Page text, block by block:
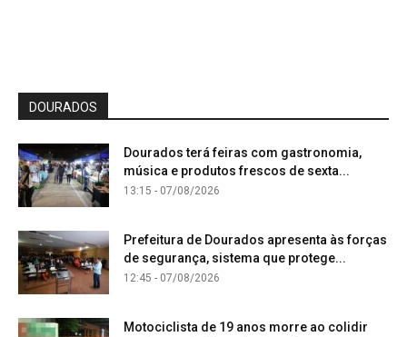
DOURADOS
Dourados terá feiras com gastronomia,
música e produtos frescos de sexta...
13:15 - 07/08/2026
Prefeitura de Dourados apresenta às forças
de segurança, sistema que protege...
12:45 - 07/08/2026
Motociclista de 19 anos morre ao colidir